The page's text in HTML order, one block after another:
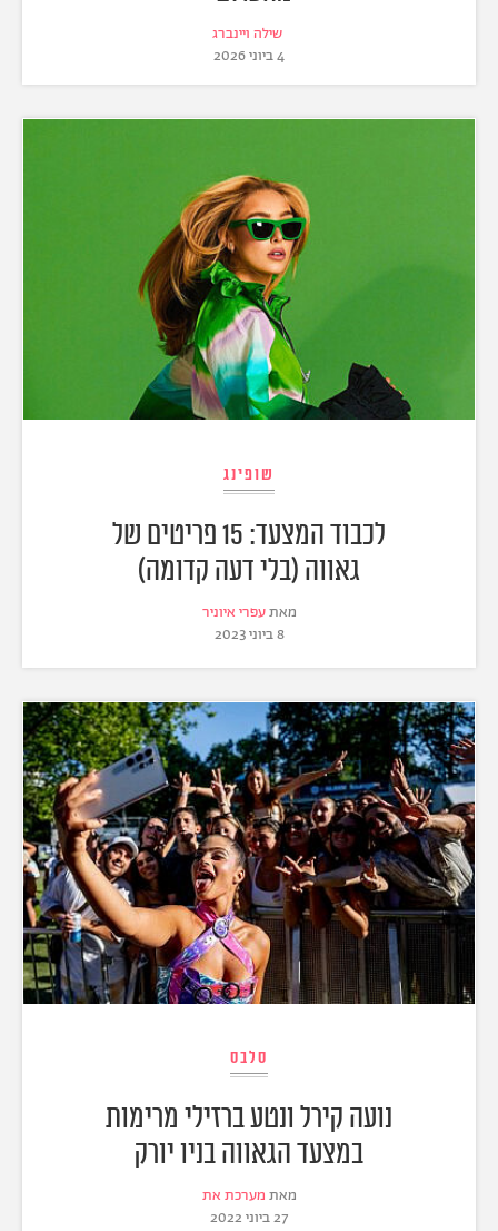
שילה ויינברג
4 ביוני 2026
שופינג
לכבוד המצעד: 15 פריטים של
גאווה (בלי דעה קדומה)
מאתעפרי איוניר
8 ביוני 2023
סלבס
נועה קירל ונטע ברזילי מרימות
במצעד הגאווה בניו יורק
מאת מערכת את
27 ביוני 2022